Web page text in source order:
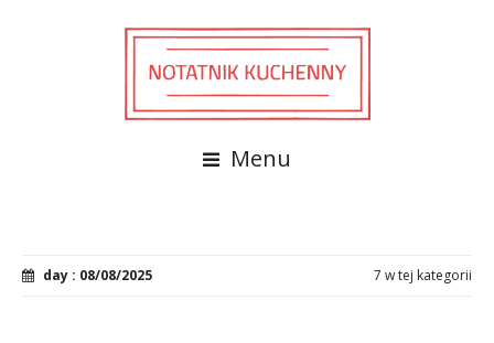
Menu
day : 08/08/2025 7 w tej kategorii